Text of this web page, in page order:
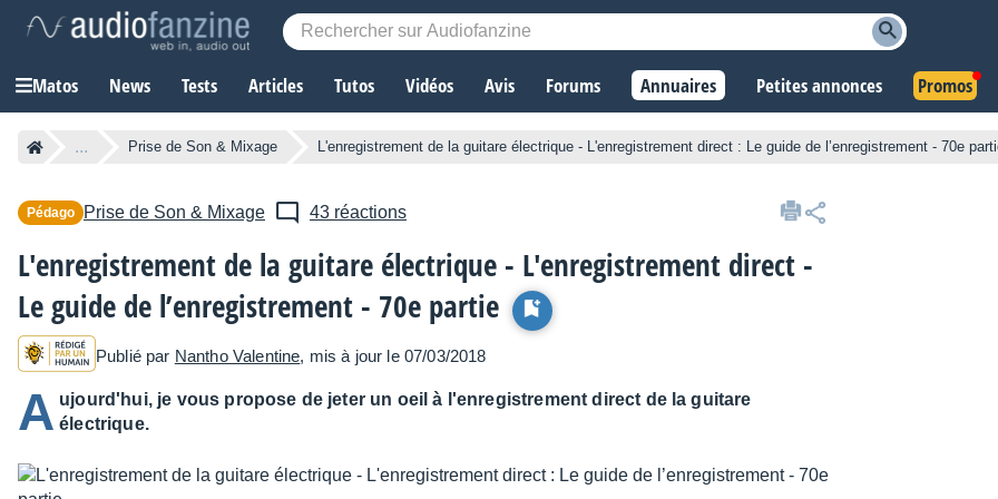
Matos News Tests Articles Tutos Vidéos Avis Forums Annuaires Petites annonces Promos
... Prise de Son & Mixage L'enregistrement de la guitare électrique - L'enregistrement direct : Le guide de l’enregistrement - 70e
Pédago Prise de Son & Mixage 43 réactions
L'enregistrement de la guitare électrique - L'enregistrement direct -
Le guide de l’enregistrement - 70e partie
Publié par Nantho Valentine, mis à jour le 07/03/2018
A ujourd'hui, je vous propose de jeter un oeil à l'enregistrement direct de la guitare
électrique.